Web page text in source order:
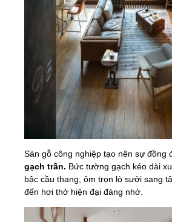
Sàn gỗ công nghiệp tạo nên sự đồng
gạch trần. Bức tường gạch kéo dài
bậc cầu thang, ôm trọn lò sưởi sang
đến hơi thở hiện đại đáng nhớ.